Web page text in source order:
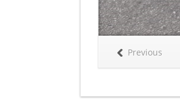
Previous